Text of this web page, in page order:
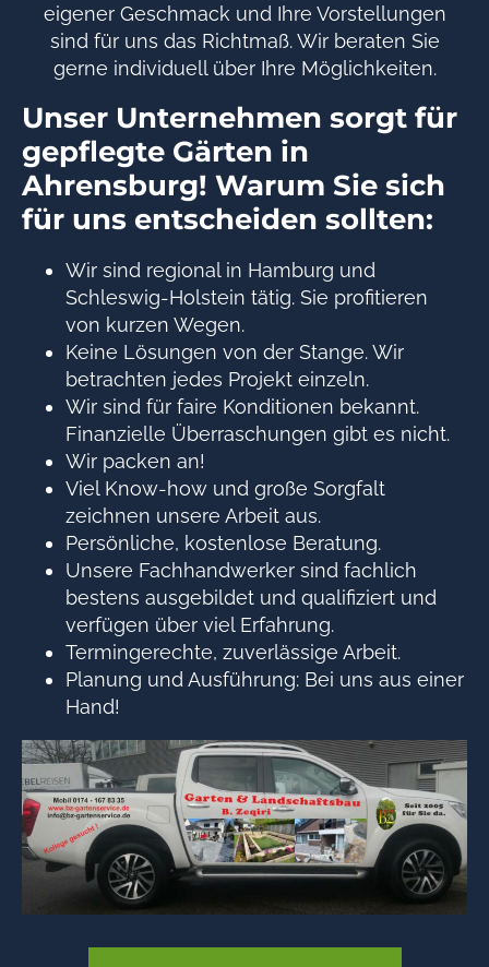
eigener Geschmack und Ihre Vorstellungen
sind für uns das Richtmaß. Wir beraten Sie
gerne individuell über Ihre Möglichkeiten.
Unser Unternehmen sorgt für
gepflegte Gärten in
Ahrensburg! Warum Sie sich
für uns entscheiden sollten:
Wir sind regional in Hamburg und
Schleswig-Holstein tätig. Sie profitieren
von kurzen Wegen.
Keine Lösungen von der Stange. Wir
betrachten jedes Projekt einzeln.
Wir sind für faire Konditionen bekannt.
Finanzielle Überraschungen gibt es nicht.
Wir packen an!
Viel Know-how und große Sorgfalt
zeichnen unsere Arbeit aus.
Persönliche, kostenlose Beratung.
Unsere Fachhandwerker sind fachlich
bestens ausgebildet und qualifiziert und
verfügen über viel Erfahrung.
Termingerechte, zuverlässige Arbeit.
Planung und Ausführung: Bei uns aus einer
Hand!